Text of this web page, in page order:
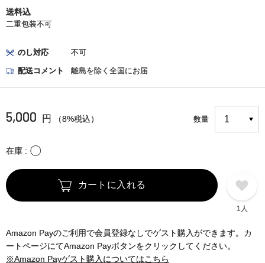
送料込
二重包装不可
のし対応 不可
配送コメント 離島を除く全国にお届
5,000 円 （8%税込） 数量
在庫 〇
カートに入れる
1人
Amazon Payのご利用で会員登録なしでゲスト購入ができます。カ
ートページにてAmazon Payボタンをクリックしてください。
※Amazon Payゲスト購入についてはこちら